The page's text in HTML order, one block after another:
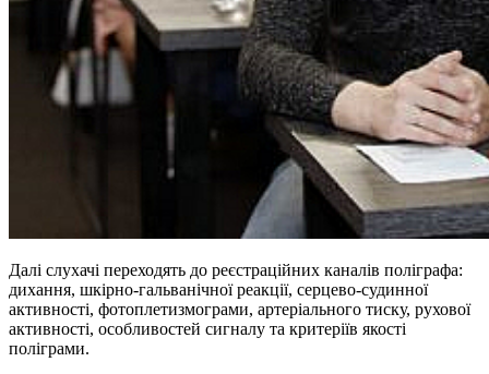
Далі слухачі переходять до реєстраційних каналів поліграфа:
дихання, шкірно-гальванічної реакції, серцево-судинної
активності, фотоплетизмограми, артеріального тиску, рухової
активності, особливостей сигналу та критеріїв якості
поліграми.